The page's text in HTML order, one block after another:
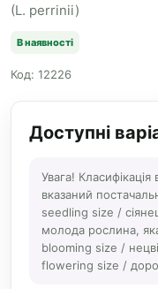
(L. perrinii)
В наявності
Код: 12226
Доступні
Увага!
вказаний
seedling size /
молода рослина,
blooming size /
flowering size /